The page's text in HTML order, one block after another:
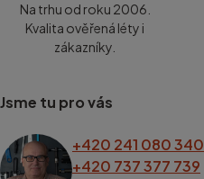
Na trhu od roku 2006.
Kvalita ověřená léty i
zákazníky.
Jsme tu pro vás
+420 241 080 340
+420 737 377 739